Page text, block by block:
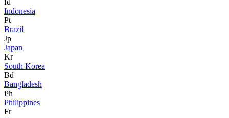
Id
Indonesia
Pt
Brazil
Jp
Japan
Kr
South Korea
Bd
Bangladesh
Ph
Philippines
Fr